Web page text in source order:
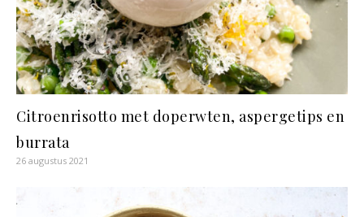
Citroenrisotto met doperwten, aspergetips en
burrata
26 augustus 2021